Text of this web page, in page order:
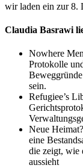
wir laden ein zur 8.
Claudia Basrawi
Nowhere
Protokolle
sein.
Refugiee’s
Neue
eine
die zeigt, wie
aussieht